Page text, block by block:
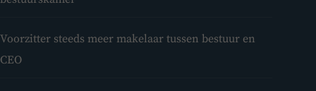
Voorzitter steeds meer makelaar tussen bestuur en
CEO